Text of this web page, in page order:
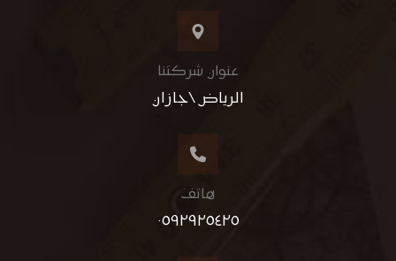
عنوان شركتنا
الرياض \جازان
هاتف
٠٥٩٢٩٢٥٤٢٥